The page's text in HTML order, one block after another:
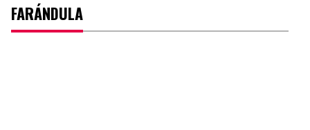
FARÁNDULA